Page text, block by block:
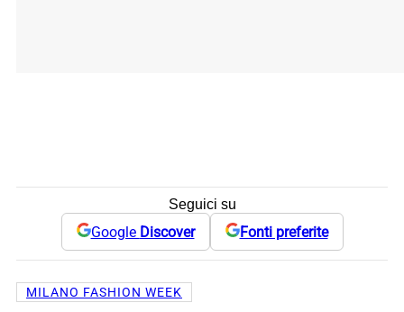
Seguici su
Google Discover Fonti preferite
MILANO FASHION WEEK